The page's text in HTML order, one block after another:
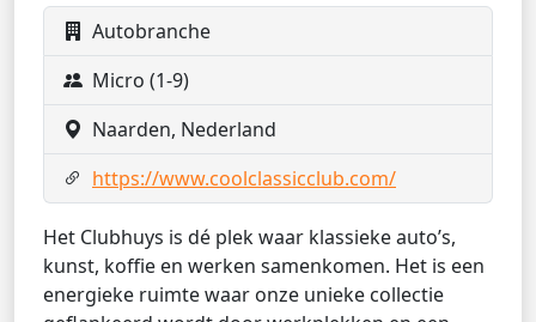
Autobranche
Micro (1-9)
Naarden, Nederland
https://www.coolclassicclub.com/
Het Clubhuys is dé plek waar klassieke auto’s,
kunst, koffie en werken samenkomen. Het is een
energieke ruimte waar onze unieke collectie